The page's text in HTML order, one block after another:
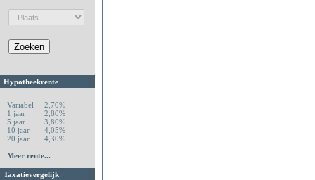
Hypotheekrente
Variabel
2,70%
1 jaar
2,80%
5 jaar
3,80%
10 jaar
4,05%
20 jaar
4,30%
Meer rente...
Taxatievergelijk